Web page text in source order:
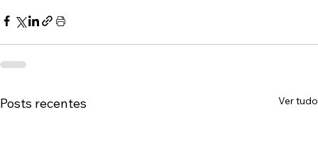
Posts recentes Ver tudo